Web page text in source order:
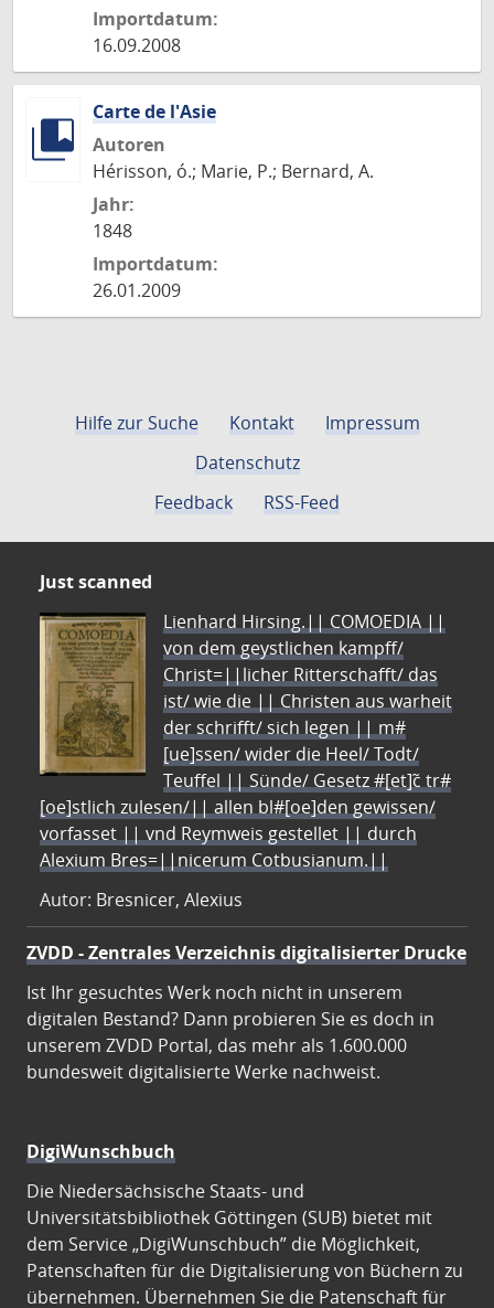
Importdatum:
16.09.2008
Carte de l'Asie
Autoren
Hérisson, ó.; Marie, P.; Bernard, A.
Jahr:
1848
Importdatum:
26.01.2009
Hilfe zur Suche Kontakt
Impressum
Datenschutz
Feedback
RSS-Feed
Just scanned
Lienhard Hirsing.|| COMOEDIA ||
von dem geystlichen kampff/
Christ=||licher Ritterschafft/ das
ist/ wie die || Christen aus warheit
der schrifft/ sich legen || m#
[ue]ssen/ wider die Heel/ Todt/
Teuffel || Sünde/ Gesetz #[et]c̃ tr#
[oe]stlich zulesen/|| allen bl#[oe]den gewissen/
vorfasset || vnd Reymweis gestellet || durch
Alexium Bres=||nicerum Cotbusianum.||
Autor: Bresnicer, Alexius
ZVDD - Zentrales Verzeichnis digitalisierter Drucke
Ist Ihr gesuchtes Werk noch nicht in unserem
digitalen Bestand? Dann probieren Sie es doch in
unserem ZVDD Portal, das mehr als 1.600.000
bundesweit digitalisierte Werke nachweist.
DigiWunschbuch
Die Niedersächsische Staats- und
Universitätsbibliothek Göttingen (SUB) bietet mit
dem Service „DigiWunschbuch” die Möglichkeit,
Patenschaften für die Digitalisierung von Büchern zu
übernehmen. Übernehmen Sie die Patenschaft für